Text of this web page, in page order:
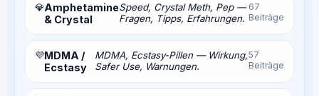
💎Amphetamine
& Crystal
Speed, Crystal Meth, Pep —
Fragen, Tipps, Erfahrungen.
67
Beiträge
💜MDMA /
Ecstasy
MDMA, Ecstasy-Pillen — Wirkung,
Safer Use, Warnungen.
57
Beiträge